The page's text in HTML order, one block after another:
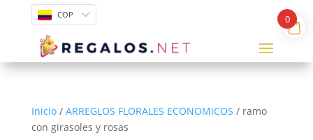
COP
Inicio/ ARREGLOS FLORALES ECONOMICOS / ramo
con girasoles y rosas
0